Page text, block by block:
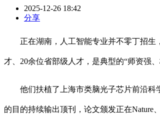
2025-12-26 18:42
分享
正在湖南，人工智能专业并不零丁招生，
才、20余位省部级人才，是典型的“师资强
他们扶植了上海市类脑光子芯片前沿科学
的目的持续输出顶刊，论文颁发正在Nature